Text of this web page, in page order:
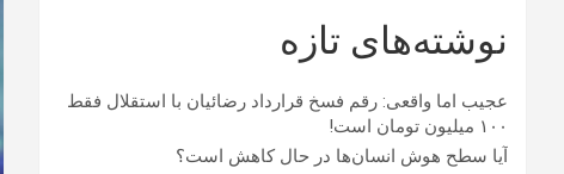
نوشته‌های تازه
عجیب اما واقعی: رقم فسخ قرارداد رضائیان با استقلال فقط
۱۰۰ میلیون تومان است!
آیا سطح هوش انسان‌ها در حال کاهش است؟